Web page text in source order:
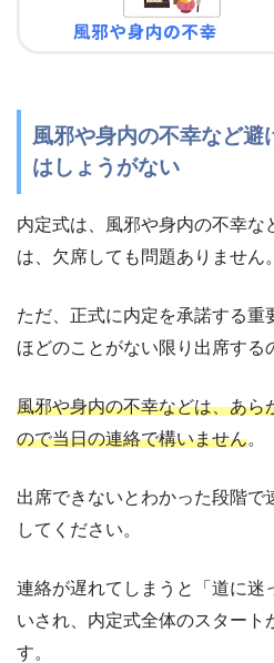
風邪や身内の不幸など避
はしょうがない
内定式は、風邪や身内の不幸な
は、欠席しても問題ありません。
ただ、正式に内定を承諾する重
ほどのことがない限り出席する
風邪や身内の不幸などは、あら
ので当日の連絡で構いません。
出席できないとわかった段階で
してください。
連絡が遅れてしまうと「道に迷
いされ、内定式全体のスタート
す。